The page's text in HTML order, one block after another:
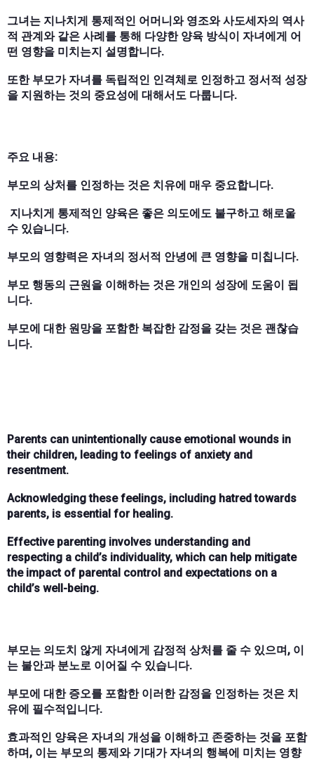
그녀는 지나치게 통제적인 어머니와 영조와 사도세자의 역사
적 관계와 같은 사례를 통해 다양한 양육 방식이 자녀에게 어
떤 영향을 미치는지 설명합니다.
또한 부모가 자녀를 독립적인 인격체로 인정하고 정서적 성장
을 지원하는 것의 중요성에 대해서도 다룹니다.
주요 내용:
부모의 상처를 인정하는 것은 치유에 매우 중요합니다.
️ 지나치게 통제적인 양육은 좋은 의도에도 불구하고 해로울
수 있습니다.
부모의 영향력은 자녀의 정서적 안녕에 큰 영향을 미칩니다.
부모 행동의 근원을 이해하는 것은 개인의 성장에 도움이 됩
니다.
부모에 대한 원망을 포함한 복잡한 감정을 갖는 것은 괜찮습
니다.
Parents can unintentionally cause emotional wounds in
their children, leading to feelings of anxiety and
resentment.
Acknowledging these feelings, including hatred towards
parents, is essential for healing.
Effective parenting involves understanding and
respecting a child’s individuality, which can help mitigate
the impact of parental control and expectations on a
child’s well-being.
부모는 의도치 않게 자녀에게 감정적 상처를 줄 수 있으며, 이
는 불안과 분노로 이어질 수 있습니다.
부모에 대한 증오를 포함한 이러한 감정을 인정하는 것은 치
유에 필수적입니다.
효과적인 양육은 자녀의 개성을 이해하고 존중하는 것을 포함
하며, 이는 부모의 통제와 기대가 자녀의 행복에 미치는 영향